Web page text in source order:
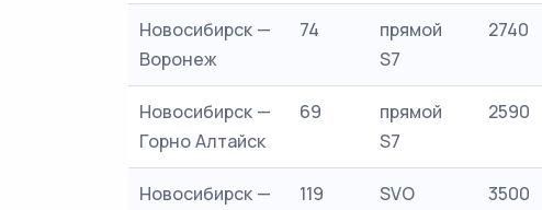
Новосибирск —
Воронеж
74
прямой
S7
2740
Новосибирск —
Горно Алтайск
69
прямой
S7
2590
Новосибирск —
119 SVO 3500